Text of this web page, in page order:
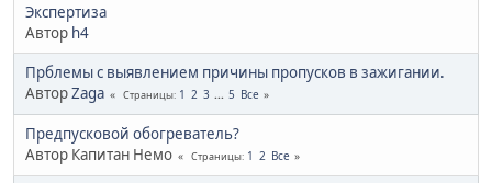
Экспертиза
Автор h4
Прблемы с выявлением причины пропусков в зажигании.
АвторZaga Страницы 1 2 3 ... 5 Все
Предпусковой обогреватель?
Автор Капитан Немо
Страницы 1 2 Все